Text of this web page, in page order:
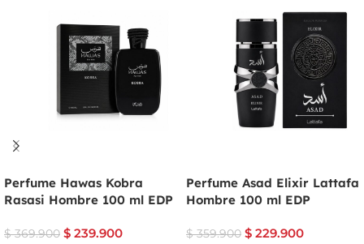
Perfume Hawas Kobra
Rasasi Hombre 100 ml EDP
$369.900 $ 239.900
Perfume Asad Elixir Lattafa
Hombre 100 ml EDP
$359.900 $ 229.900